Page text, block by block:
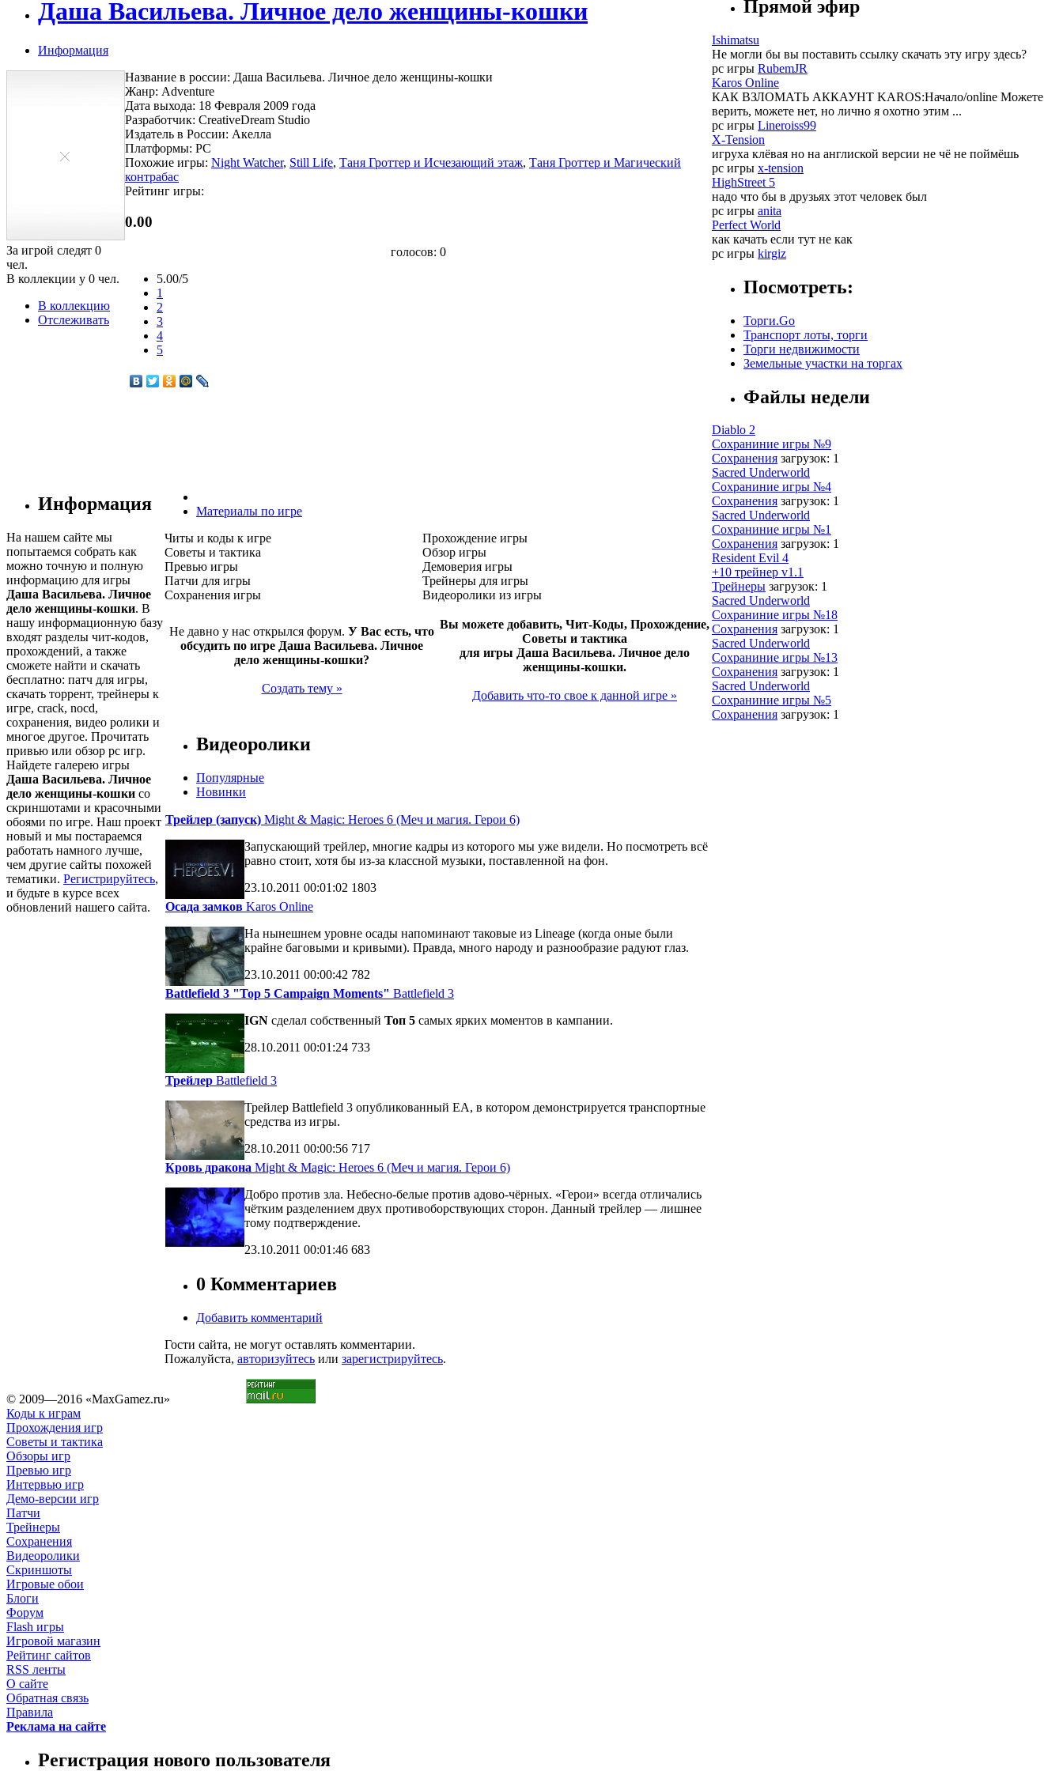
Даша Васильева. Личное дело женщины-кошки
Информация
За игрой следят 0
чел.
В коллекции у 0 чел.
В коллекцию
Отслеживать
Название в россии: Даша Васильева. Личное дело женщины-кошки
Жанр: Adventure
Дата выхода: 18 Февраля 2009 года
Разработчик: CreativeDream Studio
Издатель в России: Акелла
Платформы: PC
Похожие игры: Night Watcher, Still Life, Таня Гроттер и Исчезающий этаж, Таня Гроттер и Магический
контрабас
Рейтинг игры:
0.00
голосов: 0
5.00/5
1
2
3
4
5
Информация
На нашем сайте мы
попытаемся собрать как
можно точную и полную
информацию для игры
Даша Васильева. Личное
дело женщины-кошки. В
нашу информационную базу
входят разделы чит-кодов,
прохождений, а также
сможете найти и скачать
бесплатно: патч для игры,
скачать торрент, трейнеры к
игре, crack, nocd,
сохранения, видео ролики и
многое другое. Прочитать
привью или обзор pc игр.
Найдете галерею игры
Даша Васильева. Личное
дело женщины-кошки со
скриншотами и красочными
обоями по игре. Наш проект
новый и мы постараемся
работать намного лучше,
чем другие сайты похожей
тематики. Регистрируйтесь,
и будьте в курсе всех
обновлений нашего сайта.
Материалы по игре
Читы и коды к игре
Прохождение игры
Советы и тактика
Обзор игры
Превью игры
Демоверия игры
Патчи для игры
Трейнеры для игры
Сохранения игры
Видеоролики из игры
Не давно у нас открылся форум. У Вас есть, что
обсудить по игре Даша Васильева. Личное
дело женщины-кошки?
Создать тему »
Вы можете добавить, Чит-Коды, Прохождение,
Советы и тактика
для игры Даша Васильева. Личное дело
женщины-кошки.
Добавить что-то свое к данной игре »
Видеоролики
Популярные
Новинки
Трейлер (запуск) Might & Magic: Heroes 6 (Меч и магия. Герои 6)
Запускающий трейлер, многие кадры из которого мы уже видели. Но посмотреть всё
равно стоит, хотя бы из-за классной музыки, поставленной на фон.
23.10.2011 00:01:02 1803
Осада замков Karos Online
На нынешнем уровне осады напоминают таковые из Lineage (когда оные были
крайне баговыми и кривыми). Правда, много народу и разнообразие радуют глаз.
23.10.2011 00:00:42 782
Battlefield 3 "Top 5 Campaign Moments" Battlefield 3
IGN сделал собственный Топ 5 самых ярких моментов в кампании.
28.10.2011 00:01:24 733
Трейлер Battlefield 3
Трейлер Battlefield 3 опубликованный EA, в котором демонстрируется транспортные
средства из игры.
28.10.2011 00:00:56 717
Кровь дракона Might & Magic: Heroes 6 (Меч и магия. Герои 6)
Добро против зла. Небесно-белые против адово-чёрных. «Герои» всегда отличались
чётким разделением двух противоборствующих сторон. Данный трейлер — лишнее
тому подтверждение.
23.10.2011 00:01:46 683
0 Комментариев
Добавить комментарий
Гости сайта, не могут оставлять комментарии.
Пожалуйста, авторизуйтесь или зарегистрируйтесь.
Прямой эфир
Ishimatsu
Не могли бы вы поставить ссылку скачать эту игру здесь?
pc игры RubemJR
Karos Online
КАК ВЗЛОМАТЬ АККАУНТ KAROS:Начало/online Можете
верить, можете нет, но лично я охотно этим ...
pc игры Lineroiss99
X-Tension
игруха клёвая но на англиской версии не чё не поймёшь
pc игры x-tension
HighStreet 5
надо что бы в друзьях этот человек был
pc игры anita
Perfect World
как качать если тут не как
pc игры kirgiz
Посмотреть:
Торги.Go
Транспорт лоты, торги
Торги недвижимости
Земельные участки на торгах
Файлы недели
Diablo 2
Сохраниние игры №9
Сохранения загрузок: 1
Sacred Underworld
Сохраниние игры №4
Сохранения загрузок: 1
Sacred Underworld
Сохраниние игры №1
Сохранения загрузок: 1
Resident Evil 4
+10 трейнер v1.1
Трейнеры загрузок: 1
Sacred Underworld
Сохраниние игры №18
Сохранения загрузок: 1
Sacred Underworld
Сохраниние игры №13
Сохранения загрузок: 1
Sacred Underworld
Сохраниние игры №5
Сохранения загрузок: 1
© 2009—2016 «MaxGamez.ru»
Коды к играм
Прохождения игр
Советы и тактика
Обзоры игр
Превью игр
Интервью игр
Демо-версии игр
Патчи
Трейнеры
Сохранения
Видеоролики
Скриншоты
Игровые обои
Блоги
Форум
Flash игры
Игровой магазин
Рейтинг сайтов
RSS ленты
О сайте
Обратная связь
Правила
Реклама на сайте
Регистрация нового пользователя